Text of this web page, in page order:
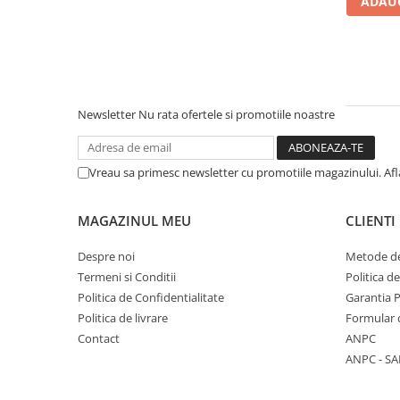
Senzatii/Dragoste
Senzatii/Erotic
Senzatii/Thriller
Teens Book Club
Newsletter Nu rata ofertele si promotiile noastre
Vreau sa primesc newsletter cu promotiile magazinului.
MAGAZINUL MEU
Despre noi
Termeni si Conditii
Politica de Confidentialitate
Politica de livrare
Contact
CLIENTI
Metode
Politica
Garantia
Formular
ANPC
ANPC -